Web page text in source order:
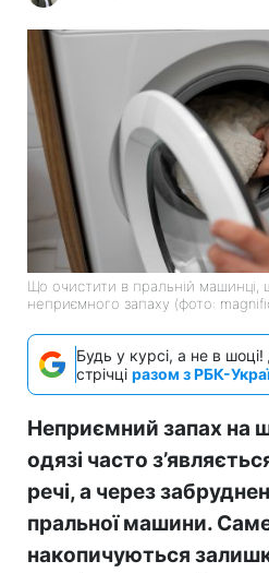
Що очистити в пральній машинці,
неприємного запаху (фото:
Будь у курсі, а не в
стрічці разом з РБК-
Неприємний запах на
одязі часто
речі, а через
пральної машини.
накопичуються